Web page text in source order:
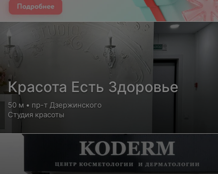
Красота Есть Здоровье
50 м • пр-т Дзержинского
Студия красоты